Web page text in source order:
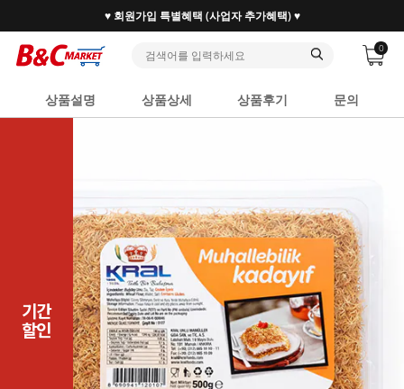
♥ 회원가입 특별혜택 (사업자 추가혜택) ♥
0
상품설명 상품상세 상품후기 문의
기간
할인